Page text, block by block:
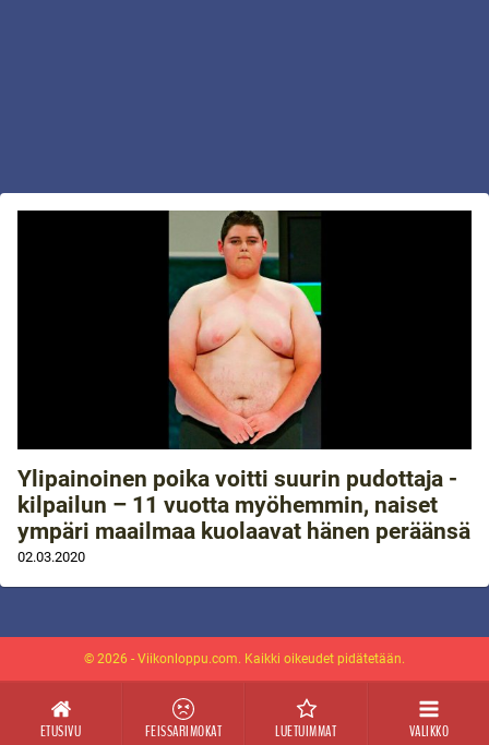
ETUSIVU FEISSARIMOKAT LUETUIMMAT VALIKKO
Ylipainoinen poika voitti suurin pudottaja -
kilpailun – 11 vuotta myöhemmin, naiset
ympäri maailmaa kuolaavat hänen peräänsä
02.03.2020
© 2026 - Viikonloppu.com. Kaikki oikeudet pidätetään.